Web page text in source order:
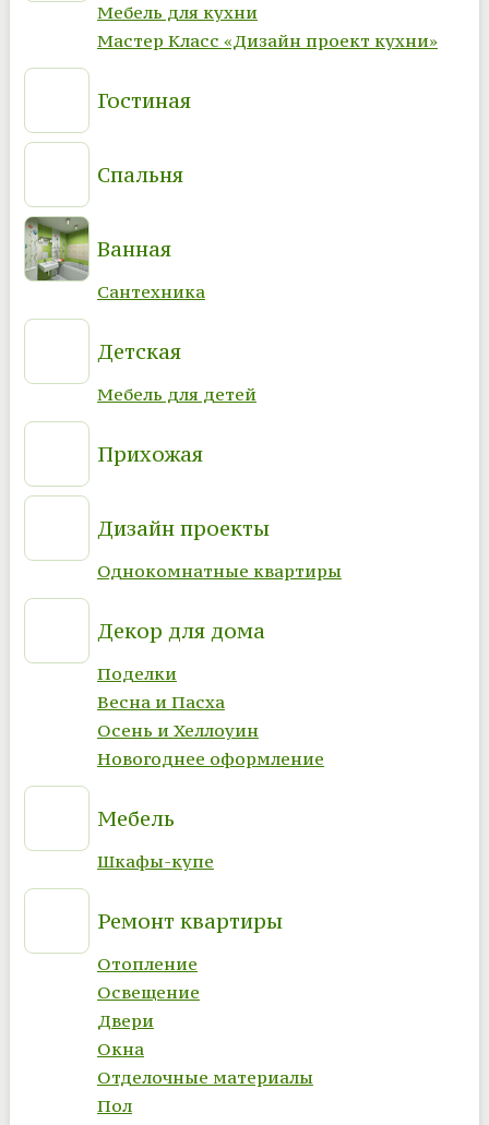
Мебель для кухни
Мастер Класс «Дизайн проект кухни»
Гостиная
Спальня
Ванная
Сантехника
Детская
Мебель для детей
Прихожая
Дизайн проекты
Однокомнатные квартиры
Декор для дома
Поделки
Весна и Пасха
Осень и Хеллоуин
Новогоднее оформление
Мебель
Шкафы-купе
Ремонт квартиры
Отопление
Освещение
Двери
Окна
Отделочные материалы
Пол